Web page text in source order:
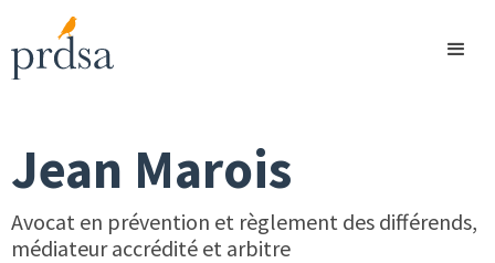
Jean Marois
Avocat en prévention et règlement des différends,
médiateur accrédité et arbitre